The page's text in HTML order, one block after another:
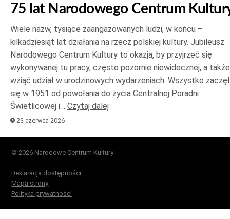
75 lat Narodowego Centrum
Wiele nazw, tysiące zaangażowanych ludzi, w końcu –
kilkadziesiąt lat działania na rzecz polskiej kultury. Jubileusz
Narodowego Centrum Kultury to okazja, by przyjrzeć się
wykonywanej tu pracy, często pozornie niewidocznej, a także
wziąć udział w urodzinowych wydarzeniach. Wszystko
się w 1951 od powołania do życia Centralnej Poradni
Świetlicowej i… Czytaj dalej
23 czerwca 2026
© 2026 Narodowe Centrum Kultury
Deklaracja dostępności
Mapa strony
Polityka prywatności